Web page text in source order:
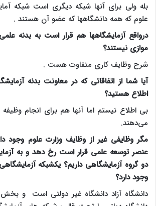
بله ولی برای آنها شبکه دیگری است شبکه
علوم که همه دانشگاهها که عضو آن هستند .
درواقع آزمایشگاهها هم قرار است به بدنه
موازی نیستند؟
شرح وظایف کاری متفاوت هست .
آیا شما از اتفاقاتی که در معاونت بدنه
اطلاع هستید؟
بی اطلاع نیستم اما آنها هم برای انجام
می‌دهند.
مگر وظایفی غیر از وظایف وزارت علوم وجود
عنصر توسعه علمی قرار است رخ دهد و به
دو گروه آزمایشگاهی داریم؟ یکشبکه آزمایشگاهی
وجود دارد؟
دانشگاه آزاد دانشگاه غیر دولتی است و